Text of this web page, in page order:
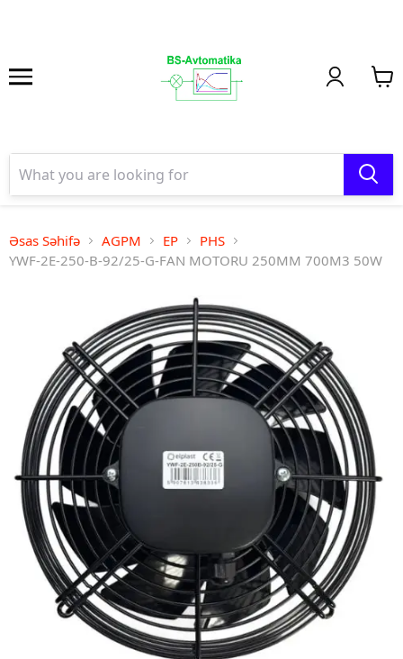
Əsas Səhifə AGPM EP
PHS
YWF-2E-250-B-92/25-G-FAN MOTORU 250MM 700M3 50W